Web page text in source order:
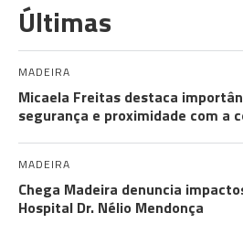
Últimas
MADEIRA
Micaela Freitas destaca
segurança e proximidade com a
MADEIRA
Chega Madeira denuncia
Hospital Dr. Nélio Mendonça